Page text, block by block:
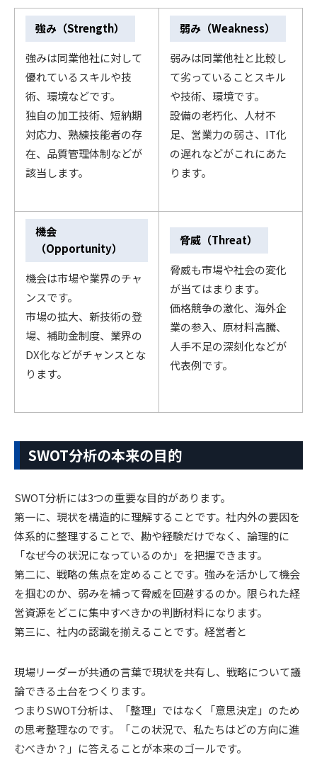
強み（Strength）
強みは同業他社に対して
優れているスキルや技
術、環境などです。
独自の加工技術、短納期
対応力、熟練技能者の存
在、品質管理体制などが
該当します。
弱み（Weakness）
弱みは同業他社と比較し
て劣っていることスキル
や技術、環境です。
設備の老朽化、人材不
足、営業力の弱さ、IT化
の遅れなどがこれにあた
ります。
機会
（Opportunity）
機会は市場や業界のチャ
ンスです。
市場の拡大、新技術の登
場、補助金制度、業界の
DX化などがチャンスとな
ります。
脅威（Threat）
脅威も市場や社会の変化
が当てはまります。
価格競争の激化、海外企
業の参入、原材料高騰、
人手不足の深刻化などが
代表例です。
SWOT分析の本来の目的
SWOT分析には3つの重要な目的があります。
第一に、現状を構造的に理解することです。社内外の要因を
体系的に整理することで、勘や経験だけでなく、論理的に
「なぜ今の状況になっているのか」を把握できます。
第二に、戦略の焦点を定めることです。強みを活かして機会
を掴むのか、弱みを補って脅威を回避するのか。限られた経
営資源をどこに集中すべきかの判断材料になります。
第三に、社内の認識を揃えることです。経営者と
現場リーダーが共通の言葉で現状を共有し、戦略について議
論できる土台をつくります。
つまりSWOT分析は、「整理」ではなく「意思決定」のため
の思考整理なのです。「この状況で、私たちはどの方向に進
むべきか？」に答えることが本来のゴールです。